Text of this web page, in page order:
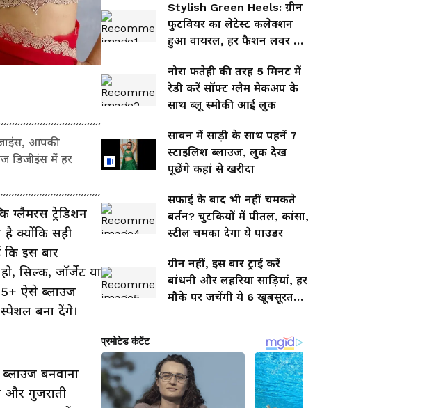
आपकी
डिजीइंस में हर
ग्लैमरस ट्रेडिशन
क्योंकि सही
इस बार
सिल्क, जॉर्जेट या
ऐसे ब्लाउज
बना देंगे।
बनवाना
और गुजराती
Stylish Green Heels: ग्रीन
फुटवियर का लेटेस्ट कलेक्शन
हुआ वायरल, हर फैशन लवर को
नोरा फतेही की तरह 5 मिनट में
रेडी करें सॉफ्ट ग्लैम मेकअप के
साथ ब्लू स्मोकी आई लुक
सावन में साड़ी के साथ पहनें 7
स्टाइलिश ब्लाउज, लुक देख
पूछेंगे कहां से खरीदा
सफाई के बाद भी नहीं चमकते
बर्तन? चुटकियों में पीतल, कांसा,
स्टील चमका देगा ये पाउडर
ग्रीन नहीं, इस बार ट्राई करें
बांधनी और लहरिया साड़ियां, हर
मौके पर जचेंगी ये 6 खूबसूरत